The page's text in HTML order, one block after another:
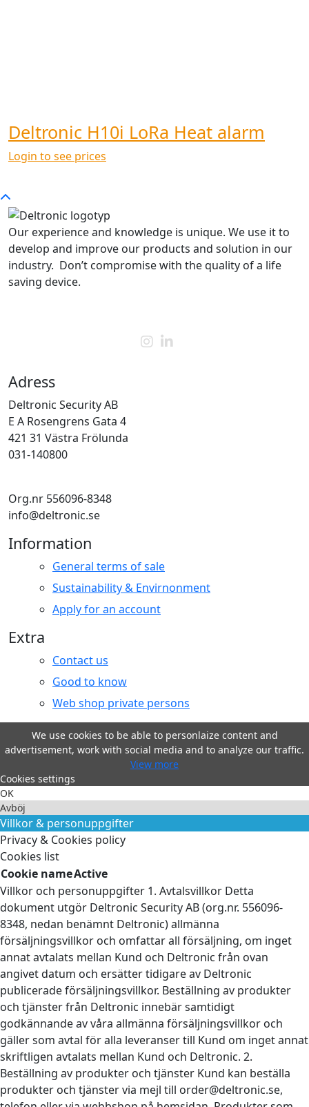
Deltronic H10i LoRa Heat alarm
Login to see prices
Our experience and knowledge is unique. We use it to
develop and improve our products and solution in our
industry. Don’t compromise with the quality of a life
saving device.
Adress
Deltronic Security AB
E A Rosengrens Gata 4
421 31 Västra Frölunda
031-140800
Org.nr 556096-8348
info@deltronic.se
Information
General terms of sale
Sustainability & Envirnonment
Apply for an account
Extra
Contact us
Good to know
Web shop private persons
We use cookies to be able to personlaize content and
advertisement, work with social media and to analyze our traffic.
View more
Cookies settings
OK
Avböj
Villkor & personuppgifter
Privacy & Cookies policy
Cookies list
Cookie nameActive
Villkor och personuppgifter 1. Avtalsvillkor Detta
dokument utgör Deltronic Security AB (org.nr. 556096-
8348, nedan benämnt Deltronic) allmänna
försäljningsvillkor och omfattar all försäljning, om inget
annat avtalats mellan Kund och Deltronic från ovan
angivet datum och ersätter tidigare av Deltronic
publicerade försäljningsvillkor. Beställning av produkter
och tjänster från Deltronic innebär samtidigt
godkännande av våra allmänna försäljningsvillkor och
gäller som avtal för alla leveranser till Kund om inget annat
skriftligen avtalats mellan Kund och Deltronic. 2.
Beställning av produkter och tjänster Kund kan beställa
produkter och tjänster via mejl till order@deltronic.se,